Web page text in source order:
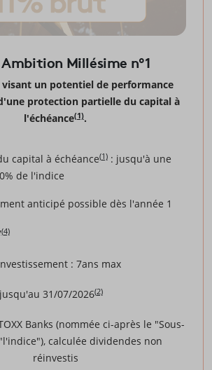
Millésime n°1
un potentiel de performance
protection partielle du capital à
l'échéance(1).
capital à échéance(1): jusqu'à une
de l'indice
anticipé possible dès l'année 1
(4)
: 7ans max
31/07/2026(2)
Banks (nommée ci-après le "Sous-
calculée dividendes non
réinvestis